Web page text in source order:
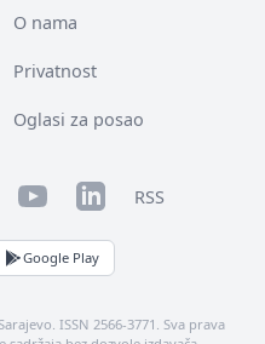
O nama
Privatnost
Oglasi za posao
YouTubeLinkedInRSS
Google Play
ISSN 2566-3771. Sva prava